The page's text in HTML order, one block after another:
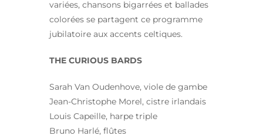
variées, chansons bigarrées et ballades
colorées se partagent ce programme
jubilatoire aux accents celtiques.
THE CURIOUS BARDS
Sarah Van Oudenhove, viole de gambe
Jean-Christophe Morel, cistre irlandais
Louis Capeille, harpe triple
Bruno Harlé, flûtes